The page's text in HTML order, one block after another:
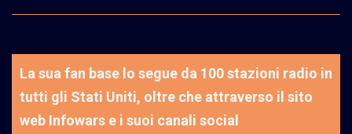
La sua fan base lo segue da 100 stazioni radio in
tutti gli Stati Uniti, oltre che attraverso il sito
web Infowars e i suoi canali social